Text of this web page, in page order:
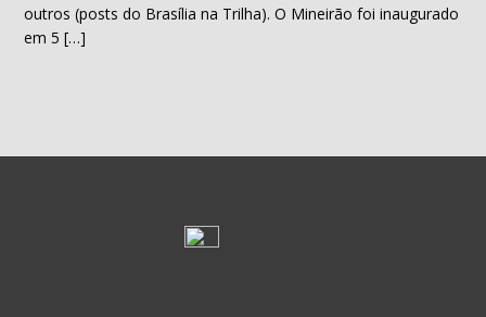
outros (posts do Brasília na Trilha). O Mineirão foi inaugurado
em 5 […]